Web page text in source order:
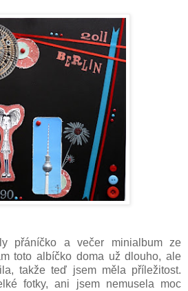
přáníčko a večer minialbum ze
toto albíčko doma už dlouho, ale
takže teď jsem měla příležitost.
fotky, ani jsem nemusela moc